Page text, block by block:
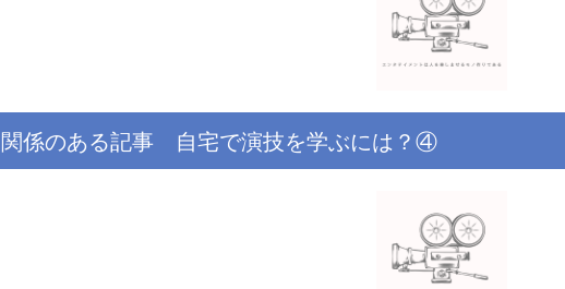
関係のある記事 自宅で演技を学ぶには？④